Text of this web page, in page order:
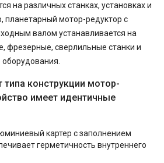
на различных станках, установках и
планетарный мотор-редуктор с
валом устанавливается на
фрезерные, сверлильные станки и
оборудования.
типа конструкции мотор-
имеет идентичные
картер с заполнением
герметичность внутреннего